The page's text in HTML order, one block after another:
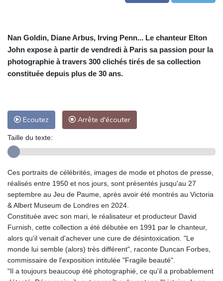
Nan Goldin, Diane Arbus, Irving Penn... Le chanteur Elton
John expose à partir de vendredi à Paris sa passion pour la
photographie à travers 300 clichés tirés de sa collection
constituée depuis plus de 30 ans.
Ecoutez Arrête d'écouter
Taille du texte:
Ces portraits de célébrités, images de mode et photos de presse,
réalisés entre 1950 et nos jours, sont présentés jusqu'au 27
septembre au Jeu de Paume, après avoir été montrés au Victoria
& Albert Museum de Londres en 2024.
Constituée avec son mari, le réalisateur et producteur David
Furnish, cette collection a été débutée en 1991 par le chanteur,
alors qu'il venait d'achever une cure de désintoxication. "Le
monde lui semble (alors) très différent", raconte Duncan Forbes,
commissaire de l'exposition intitulée "Fragile beauté".
"Il a toujours beaucoup été photographié, ce qu'il a probablement